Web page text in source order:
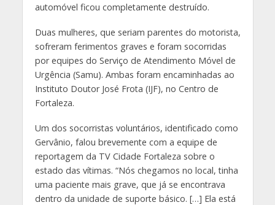
automóvel ficou completamente destruído.
Duas mulheres, que seriam parentes do motorista,
sofreram ferimentos graves e foram socorridas
por equipes do Serviço de Atendimento Móvel de
Urgência (Samu). Ambas foram encaminhadas ao
Instituto Doutor José Frota (IJF), no Centro de
Fortaleza.
Um dos socorristas voluntários, identificado como
Gervânio, falou brevemente com a equipe de
reportagem da TV Cidade Fortaleza sobre o
estado das vítimas. “Nós chegamos no local, tinha
uma paciente mais grave, que já se encontrava
dentro da unidade de suporte básico. […] Ela está